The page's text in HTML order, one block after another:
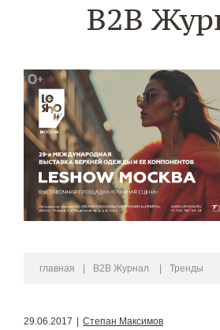
B2B
главная B2B Журнал Тренды
29.06.2017 Степан Максимов